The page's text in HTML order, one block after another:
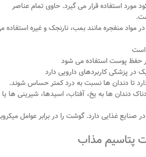
مورد استفاده قرار می گیرد. حاوی تمام عناصر
مواد منفجره مانند بمب، نارنجک و غیره استفاده
است
حفظ پوست استفاده می شود
در پزشکی کاربردهای دارویی دارد
تا دندان ها نسبت به درد کمتر حساس شوند.
دندان ها به یخ، آفتاب، اسیدها، شیرینی ها یا
صنایع غذایی دارد. گوشت را در برابر عوامل
پتاسیم مذاب